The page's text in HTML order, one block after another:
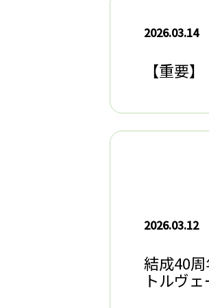
2026.03.14
【重要
2026.03.12
結成40
トルヴ